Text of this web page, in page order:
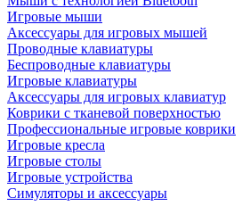
Игровые мыши
Аксессуары для игровых мышей
Проводные клавиатуры
Беспроводные клавиатуры
Игровые клавиатуры
Аксессуары для игровых клавиатур
Коврики с тканевой поверхностью
Профессиональные игровые коврики
Игровые кресла
Игровые столы
Игровые устройства
Симуляторы и аксессуары